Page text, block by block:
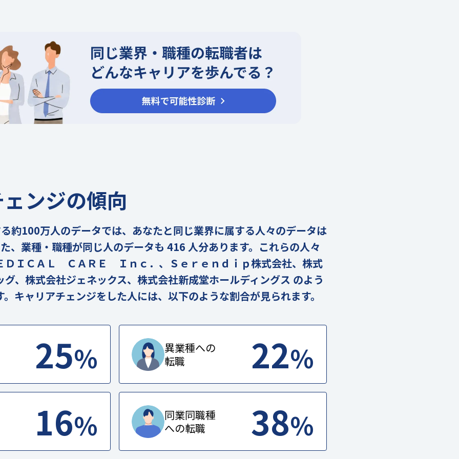
ンジの傾向
約100万人のデータでは、あなたと同じ業界に属する人々のデータは
、業種・職種が同じ人のデータも 416 人分あります。これらの人々
ＩＣＡＬ ＣＡＲＥ Ｉｎｃ．、Ｓｅｒｅｎｄｉｐ株式会社、株式
、株式会社ジェネックス、株式会社新成堂ホールディングス のよう
キャリアチェンジをした人には、以下のような割合が見られます。
25%
異業種への
転職
22%
16%
同業同職種
への転職
38%